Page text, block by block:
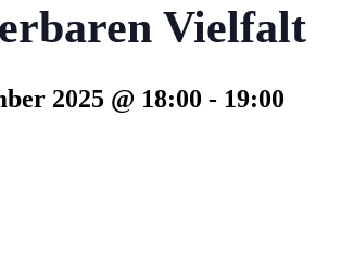
Vielfalt
2025 @ 18:00 - 19:00